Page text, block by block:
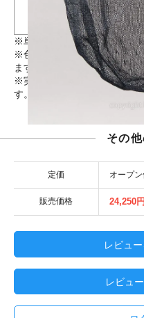
約12.0-12.2mm前後(テ
※単位/mm（ 寸法には若干の
※色味等、PC環境によって
ます。
※実店舗と在庫を共有してい
す。お急ぎの場合は
こちらか
その
定価 オープ
販売価格 24,250
レビュ
レビュ